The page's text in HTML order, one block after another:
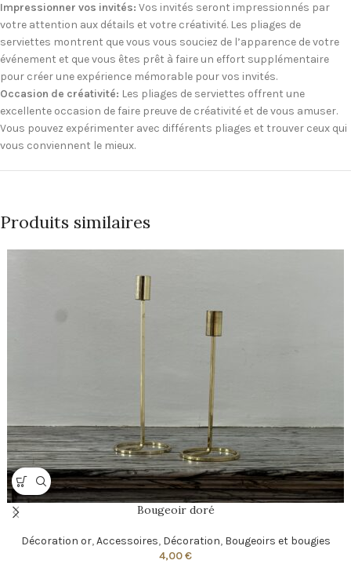
Impressionner vos invités: Vos invités seront impressionnés par
votre attention aux détails et votre créativité. Les pliages de
serviettes montrent que vous vous souciez de l’apparence de votre
événement et que vous êtes prêt à faire un effort supplémentaire
pour créer une expérience mémorable pour vos invités.
Occasion de créativité: Les pliages de serviettes offrent une
excellente occasion de faire preuve de créativité et de vous amuser.
Vous pouvez expérimenter avec différents pliages et trouver ceux qui
vous conviennent le mieux.
Produits similaires
Bougeoir doré
Décoration or,Accessoires, Décoration, Bougeoirs et bougies
4,00€